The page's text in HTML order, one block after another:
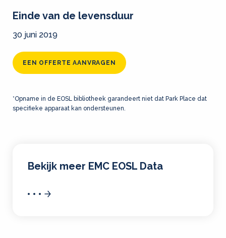
Einde van de levensduur
30 juni 2019
EEN OFFERTE AANVRAGEN
*Opname in de EOSL bibliotheek garandeert niet dat Park Place dat
specifieke apparaat kan ondersteunen.
Bekijk meer EMC EOSL Data